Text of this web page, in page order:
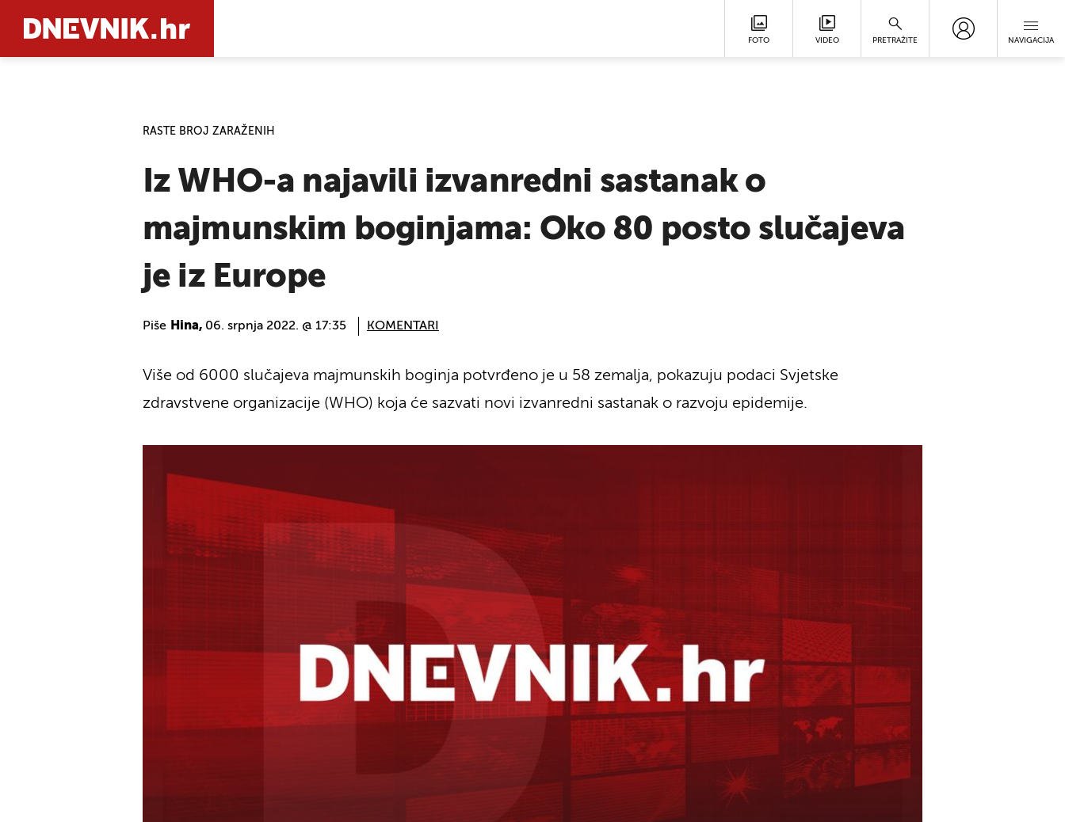
FOTO VIDEO PRETRAŽITE NAVIGACIJA
RASTE BROJ ZARAŽENIH
Iz WHO-a najavili izvanredni sastanak o
majmunskim boginjama: Oko 80 posto slučajeva
je iz Europe
Piše Hina, 06. srpnja 2022. @ 17:35 KOMENTARI
Više od 6000 slučajeva majmunskih boginja potvrđeno je u 58 zemalja, pokazuju podaci Svjetske
zdravstvene organizacije (WHO) koja će sazvati novi izvanredni sastanak o razvoju epidemije.